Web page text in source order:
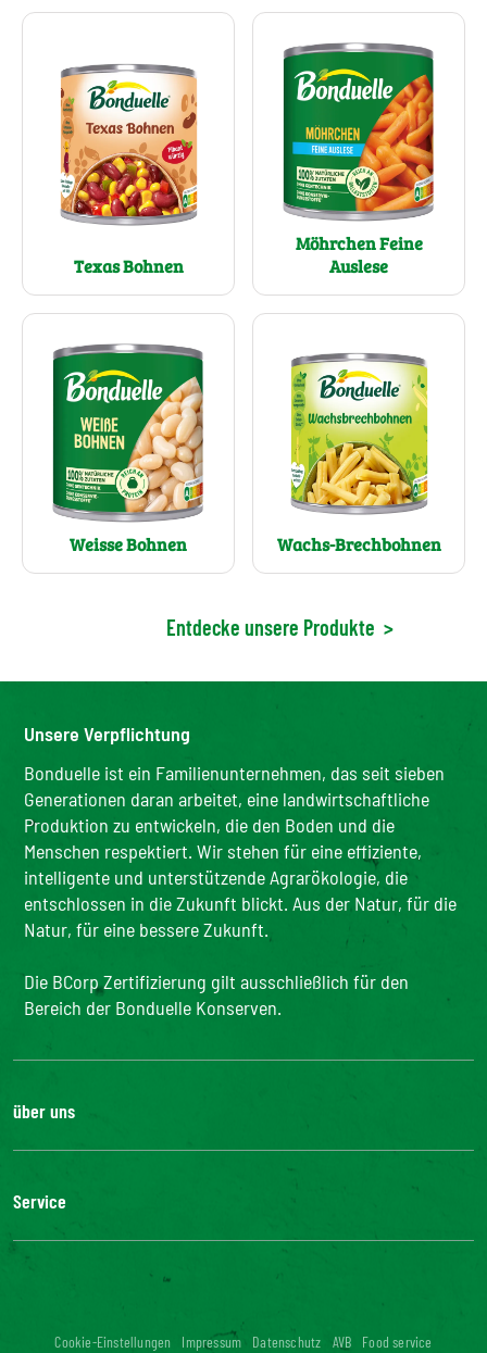
Texas Bohnen
Möhrchen Feine
Auslese
Weisse Bohnen Wachs-Brechbohnen
Entdecke unsere Produkte >
Unsere Verpflichtung
Bonduelle ist ein Familienunternehmen, das seit sieben
Generationen daran arbeitet, eine landwirtschaftliche
Produktion zu entwickeln, die den Boden und die
Menschen respektiert. Wir stehen für eine effiziente,
intelligente und unterstützende Agrarökologie, die
entschlossen in die Zukunft blickt. Aus der Natur, für die
Natur, für eine bessere Zukunft.
Die BCorp Zertifizierung gilt ausschließlich für den
Bereich der Bonduelle Konserven.
über uns
Karriere
Unser Engagement
Unsere Innovationen
Service
FAQ
Cookie-Einstellungen Impressum Datenschutz AVB Food service